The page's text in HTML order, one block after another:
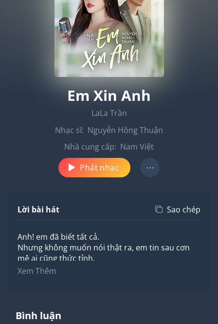
Em Xin Anh
LaLa Trần
Nhạc sĩ: Nguyễn Hồng Thuận
Nhà cung cấp: Nam Việt
Phát nhạc
Lời bài hát Sao chép
Anh! em đã biết tất cả.
Nhưng không muốn nói thật ra, em tin sau cơn
mê ai cũng thức tỉnh.
Đêm qua anh với cô ta, em sao không thể nhận
nói ra thì ta phải nhìn mặt nhau thế nào?!
Xem Thêm
Bình luận